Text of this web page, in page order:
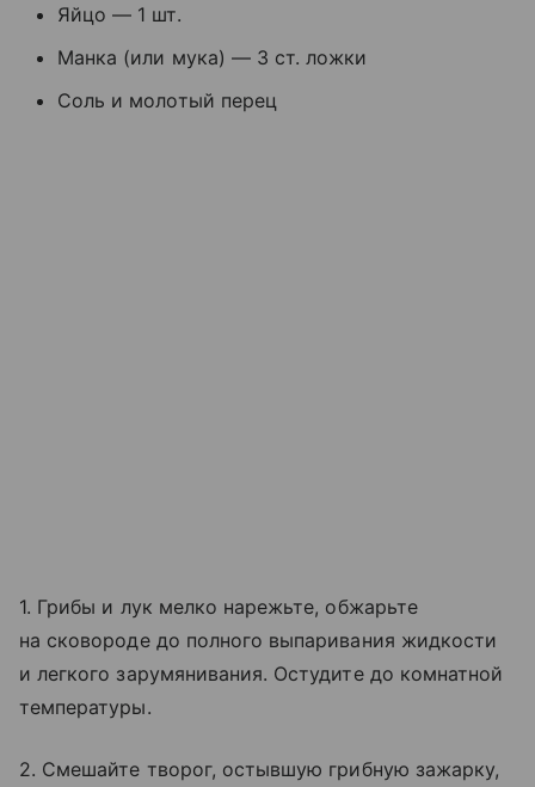
Яйцо — 1 шт.
Манка (или мука) — 3 ст. ложки
Соль и молотый перец
1. Грибы и лук мелко нарежьте, обжарьте
на сковороде до полного выпаривания жидкости
и легкого зарумянивания. Остудите до комнатной
температуры.
2. Смешайте творог, остывшую грибную зажарку,